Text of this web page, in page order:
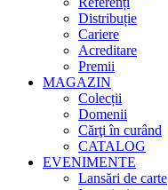
Distribuție
Cariere
Acreditare
Premii
MAGAZIN
Colecții
Domenii
Cărţi în curând
CATALOG
EVENIMENTE
Lansări de carte